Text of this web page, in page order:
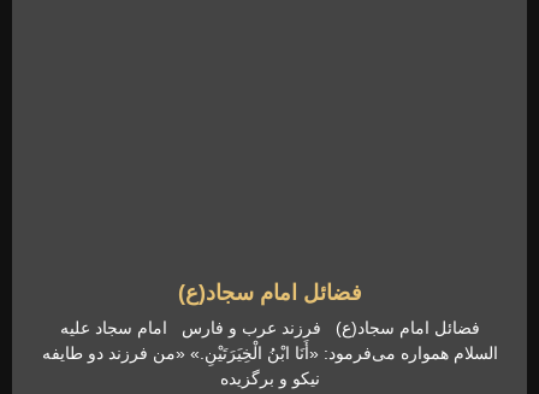
فضائل امام سجاد(ع)
فضائل امام سجاد(ع) فرزند عرب و فارس امام سجاد علیه
السلام همواره می‌فرمود: «أَنَا ابْنُ الْخِیَرَتَیْنِ.» «من فرزند دو طایفه
نیکو و برگزیده